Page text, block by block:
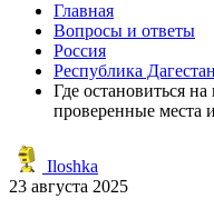
Главная
Вопросы и ответы
Россия
Республика Дагестан
Где остановиться
проверенные места
Iloshka
23 августа 2025